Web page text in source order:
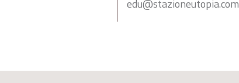
edu@stazioneutopia.com